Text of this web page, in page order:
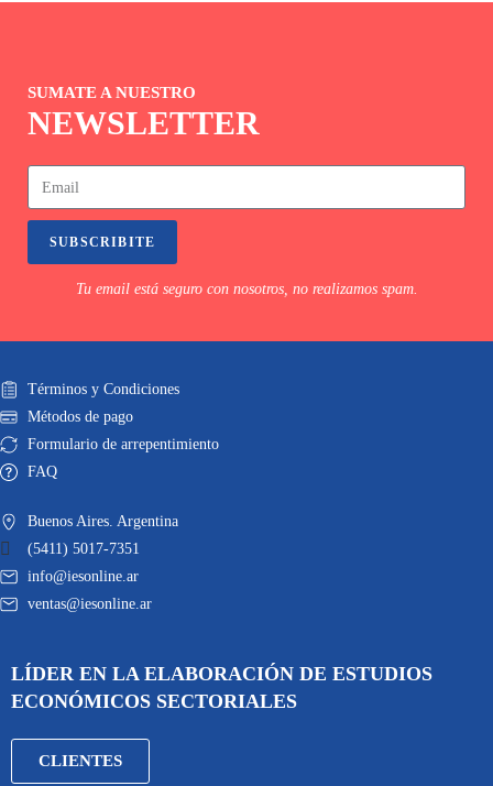
SUMATE A NUESTRO
NEWSLETTER
SUBSCRIBITE
Tu email está seguro con nosotros, no realizamos spam.
Términos y Condiciones
Métodos de pago
Formulario de arrepentimiento
FAQ
Buenos Aires. Argentina
(5411) 5017-7351
info@iesonline.ar
ventas@iesonline.ar
LÍDER EN LA ELABORACIÓN DE ESTUDIOS
ECONÓMICOS SECTORIALES
CLIENTES